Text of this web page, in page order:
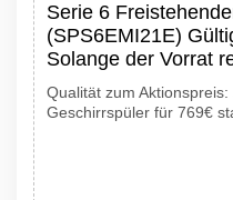
Serie 6
(SPS6EMI21E)
Solange der Vorrat
Qualität zum
Geschirrspüler für 769€